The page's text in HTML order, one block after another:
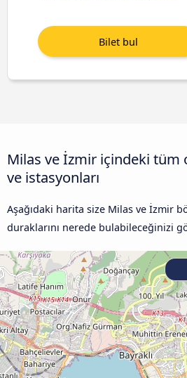
Milas ve İzmir içindeki tüm
ve istasyonları
Aşağıdaki harita size Milas ve İzmir
duraklarını nerede bulabileceğinizi